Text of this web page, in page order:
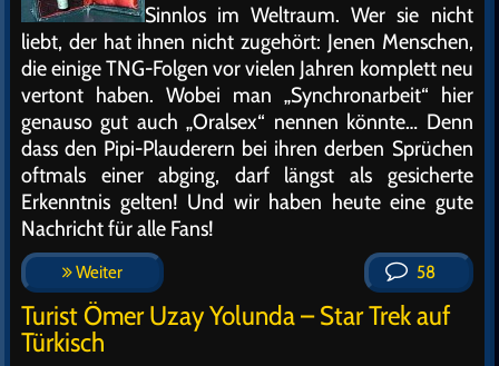
Sinnlos im Weltraum. Wer sie nicht
liebt, der hat ihnen nicht zugehört: Jenen Menschen,
die einige TNG-Folgen vor vielen Jahren komplett neu
vertont haben. Wobei man „Synchronarbeit“ hier
genauso gut auch „Oralsex“ nennen könnte… Denn
dass den Pipi-Plauderern bei ihren derben Sprüchen
oftmals einer abging, darf längst als gesicherte
Erkenntnis gelten! Und wir haben heute eine gute
Nachricht für alle Fans!
Weiter 58
Turist Ömer Uzay Yolunda – Star Trek auf
Türkisch